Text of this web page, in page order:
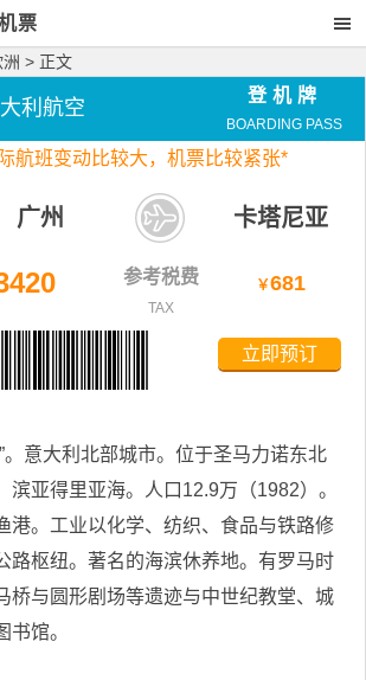
票
洲 > 正文
利航空
登机牌
BOARDING PASS
航班变动比较大， 机票比较紧张*
广州 卡塔尼亚
参考税费
TAX
￥681
立即预订
。意大利北部城市。位于圣马力诺东北
滨亚得里亚海。人口12.9万（1982）。
港。工业以化学、纺织、食品与铁路修
路枢纽。著名的海滨休养地。有罗马时
桥与圆形剧场等遗迹与中世纪教堂、城
书馆。